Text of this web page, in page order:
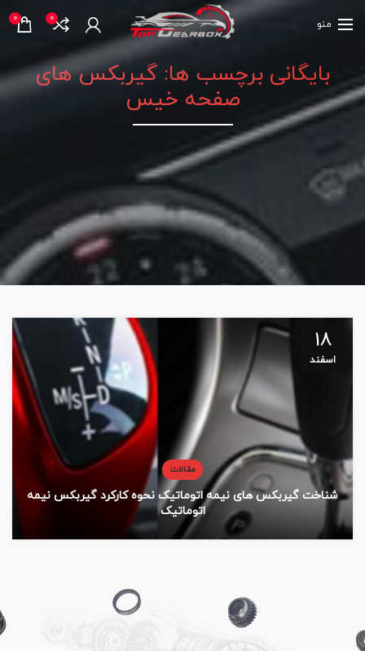
منو 0
0
بایگانی برچسب ها: گیربکس های
صفحه خیس
18
اسفند
مقالات
شناخت گیربکس های نیمه اتوماتیک نحوه کارکرد گیربکس نیمه
اتوماتیک